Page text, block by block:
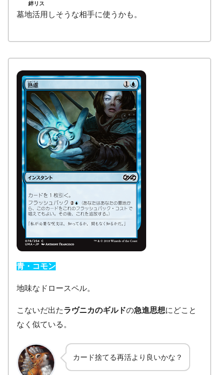
絆リス
墓地活用しそうな相手に使うかも。
青・コモン
地味なドロースペル。
こないだ出たラヴニカのギルドの急進思想にどこと
なく似ている。
カード捨てる再活より良いかな？